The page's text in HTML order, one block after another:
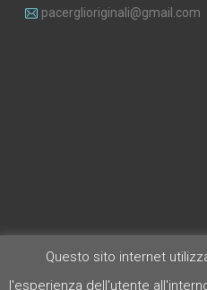
pacerglioriginali@gmail.com
Questo sito internet
l'esperienza dell'utente